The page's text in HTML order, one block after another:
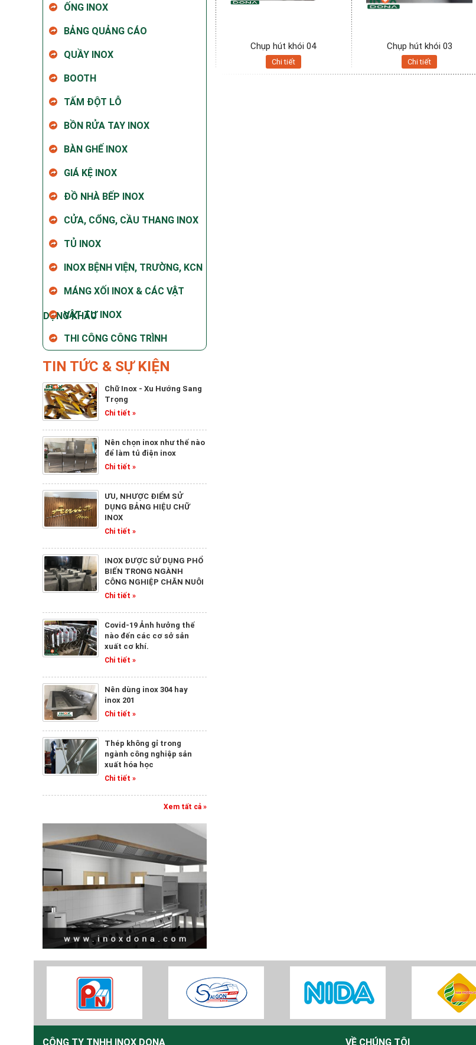
ỐNG INOX
BẢNG QUẢNG CÁO
QUẦY INOX
BOOTH
TẤM ĐỘT LỖ
BỒN RỬA TAY INOX
BÀN GHẾ INOX
GIÁ KỆ INOX
ĐỒ NHÀ BẾP INOX
CỬA, CỔNG, CẦU THANG INOX
TỦ INOX
INOX BỆNH VIỆN, TRƯỜNG, KCN
MÁNG XỐI INOX & CÁC VẬT
DỤNG KHÁC
VẬT TƯ INOX
THI CÔNG CÔNG TRÌNH
TIN TỨC & SỰ KIỆN
Chữ Inox - Xu Hướng Sang
Trọng
Chi tiết »
Nên chọn inox như thế nào
để làm tủ điện inox
Chi tiết »
ƯU, NHƯỢC ĐIỂM SỬ
DỤNG BẢNG HIỆU CHỮ
INOX
Chi tiết »
INOX ĐƯỢC SỬ DỤNG PHỔ
BIẾN TRONG NGÀNH
CÔNG NGHIỆP CHĂN NUÔI
Chi tiết »
Covid-19 Ảnh hưởng thế
nào đến các cơ sở sản
xuất cơ khí.
Chi tiết »
Nên dùng inox 304 hay
inox 201
Chi tiết »
Thép không gỉ trong
ngành công nghiệp sản
xuất hóa học
Chi tiết »
Xem tất cả »
Chụp hút khói 04
Chi tiết
Chụp hút khói 03
Chi tiết
CÔNG TY TNHH INOX DONA VỀ CHÚNG TÔI